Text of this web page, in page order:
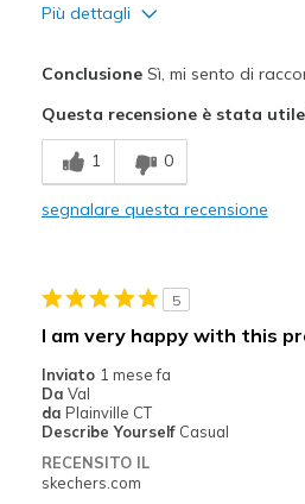
Più dettagli
Comfortable
Stylish
View On Shoes
I'm Into Shoes
ConclusioneSì, mi sento di
Questa recensione è stata
1 0
segnalare questa recensione
5
I am very happy with this
Inviato 1 mese fa
Da Val
da Plainville CT
Describe Yourself Casual
RECENSITO IL
skechers.com